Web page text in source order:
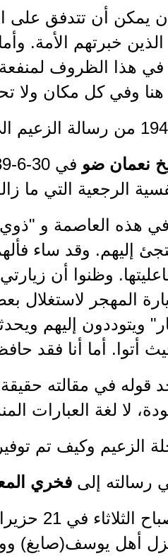
يمكن أن تتدفق
الذين خبرتهم الأمة.
في هذا الظروف
وفي كل مكان ولا
نعمان ضو
الرجعية التي
هذه العاصمة و "ذوي
إليهم. وقد ساء
وظنوا أن
المهجر
ويتوددون إليهم
أتوا. أما أنا فقد
قوله في مقالته
لا لغة العبارات
الزعيم وكيف تم
رسالته إلى فخري
فسافرت
أهل يوسف(صايغ)